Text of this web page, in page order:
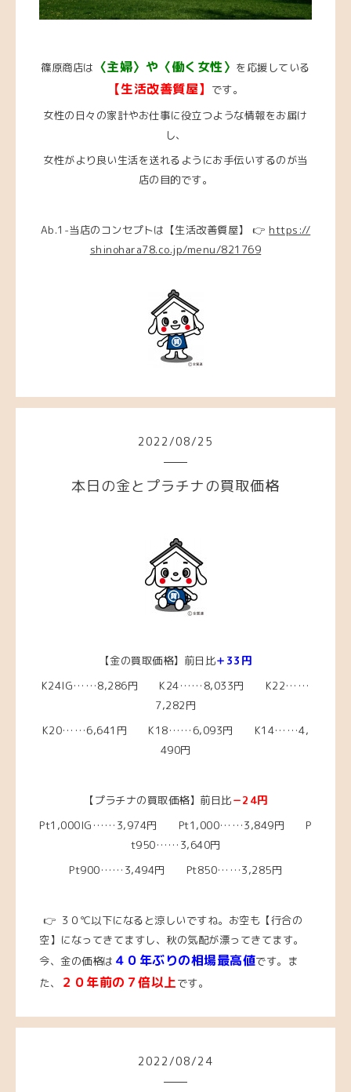
篠原商店は 〈主婦〉や〈働く女性〉 を応援している
【生活改善質屋】
です。
女性の日々の家計やお仕事に役立つような情報をお届け
し、
女性がより良い生活を送れるようにお手伝いするのが当
店の目的です。
Ab.1-当店のコンセプトは【生活改善質屋】 👉 https://
shinohara78.co.jp/menu/821769
2022 /08/25
本日の金とプラチナの買取価格
【金の買取価格】前日比＋33円
K24IG……8,286円 K24……8,033円 K22……
7,282円
K20……6,641円 K18……6,093円 K14……4,
490円
【プラチナの買取価格】前日比－24円
Pt1,000IG……3,974円 Pt1,000……3,849円 P
t950……3,640円
Pt900……3,494円 Pt850……3,285円
👉 ３０℃以下になると涼しいですね。お空も【行合の
空】になってきてますし、秋の気配が漂ってきてます。
今、 金の価格は ４０年ぶりの相場最高値です。ま
た、
２０年前の７倍以上です。
2022/08/24